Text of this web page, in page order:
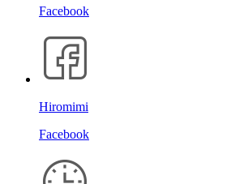
Facebook
Hiromimi
Facebook